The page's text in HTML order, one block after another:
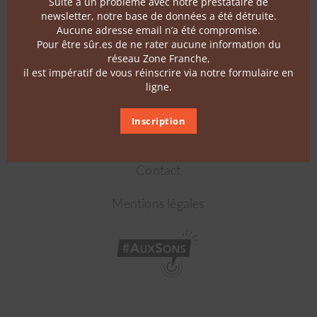
Suivez-nous
Contact
Mentions légales
newsletter, notre base de données a été détruite.
Aucune adresse email n’a été compromise.
Pour être sûr.es de ne rater aucune information du
réseau Zone Franche,
il est impératif de vous réinscrire via notre formulaire en
ligne.
Inscription